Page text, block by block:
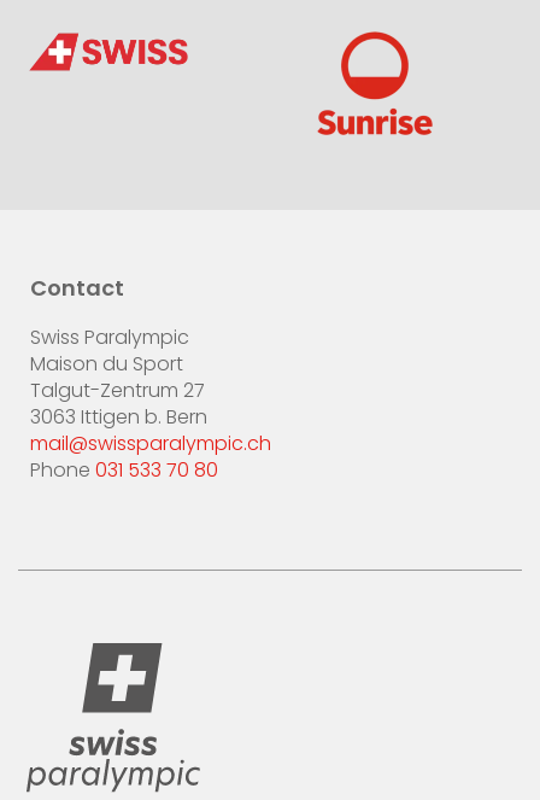
Contact
Swiss Paralympic
Maison du Sport
Talgut-Zentrum 27
3063 Ittigen b. Bern
mail@swissparalympic.ch
Phone 031 533 70 80